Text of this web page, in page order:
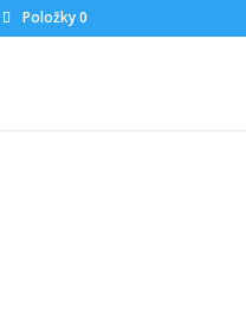
Položky 0